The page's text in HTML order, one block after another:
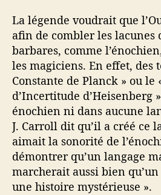
La légende voudrait que
afin de combler les lacunes
barbares, comme
les magiciens. En effet, des
Constante de Planck » ou le
d’Incertitude d’Heisenberg
énochien ni dans aucune
J. Carroll dit qu’il a créé ce
aimait la sonorité de
démontrer qu’un langage
marcherait aussi bien
une histoire mystérieuse ».